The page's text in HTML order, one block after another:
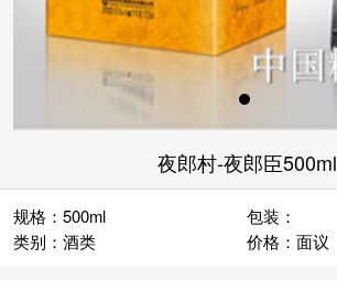
夜郎村-夜郎臣500ml
规格：500ml
包装：
类别：酒类
价格：面议